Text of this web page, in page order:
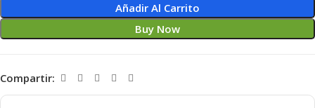
Añadir Al Carrito
Buy Now
Compartir: